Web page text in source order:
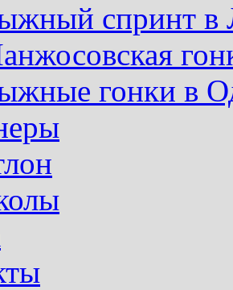
спринт в
гонки в